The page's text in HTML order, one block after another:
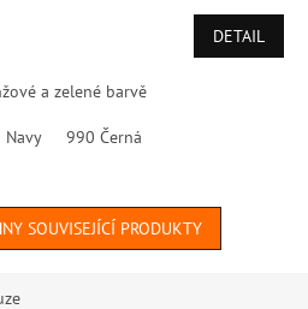
DETAIL
a zelené barvě
Navy 990 Černá
SOUVISEJÍCÍ PRODUKTY